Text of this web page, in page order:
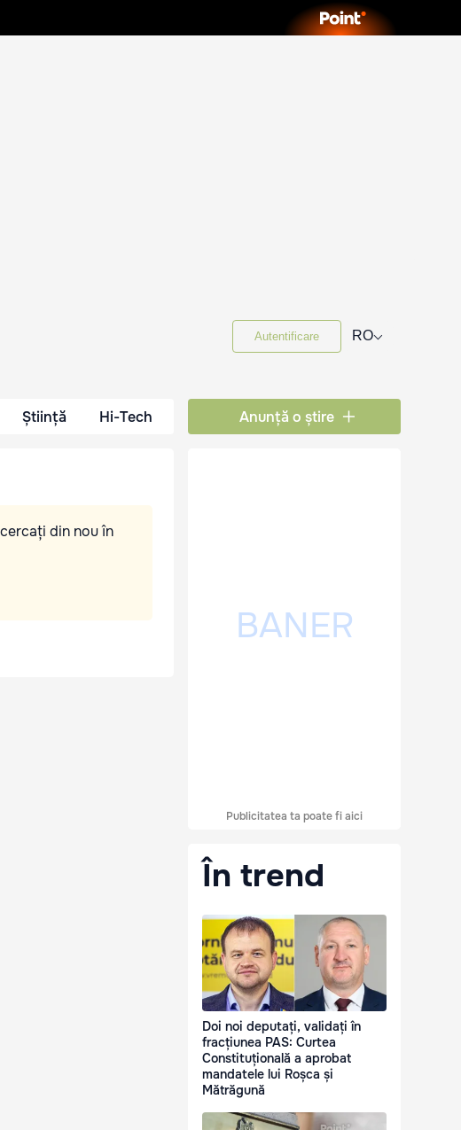
Autentificare RO⌵
Știință Hi-Tech Anunță o știre
din nou în
Publicitatea ta poate fi aici
În trend
Doi noi deputați, validați în
fracțiunea PAS: Curtea
Constituțională a aprobat
mandatele lui Roșca și
Mătrăgună